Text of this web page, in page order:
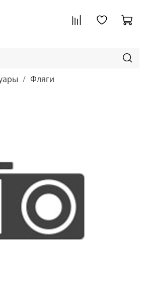
Фляги